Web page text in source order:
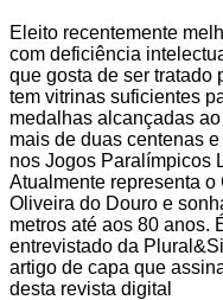
Eleito recentemente
com deficiência
que gosta de ser tratado
tem vitrinas suficientes
medalhas alcançadas
mais de duas centenas
nos Jogos Paralímpicos
Atualmente representa o
Oliveira do Douro e
metros até aos 80 anos.
entrevistado da
artigo de capa que
desta revista digital